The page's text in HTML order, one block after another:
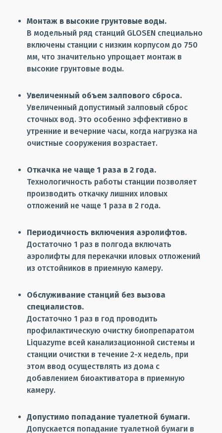
Монтаж в высокие грунтовые воды.
В модельный ряд станций GLOSEN специально
включены станции с низким корпусом до 750
мм, что значительно упрощает монтаж в
высокие грунтовые воды.
Увеличенный объем залпового сброса.
Увеличенный допустимый залповый сброс
сточных вод. Это особенно эффективно в
утренние и вечерние часы, когда нагрузка на
очистные сооружения возрастает.
Откачка не чаще 1 раза в 2 года.
Технологичность работы станции позволяет
производить откачку лишних иловых
отложений не чаще 1 раза в 2 года.
Периодичность включения аэролифтов.
Достаточно 1 раз в полгода включать
аэролифты для перекачки иловых отложений
из отстойников в приемную камеру.
Обслуживание станций без вызова
специалистов.
Достаточно 1 раз в год проводить
профилактическую очистку биопрепаратом
Liquazyme всей канализационной системы и
станции очистки в течение 2-х недель, при
этом ввод осуществлять из дома с
добавлением биоактиватора в приемную
камеру.
Допустимо попадание туалетной бумаги.
Допускается попадание туалетной бумаги в